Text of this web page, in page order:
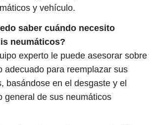
y vehículo.
saber cuándo necesito
neumáticos?
experto le puede asesorar sobre
adecuado para reemplazar sus
basándose en el desgaste y el
general de sus neumáticos